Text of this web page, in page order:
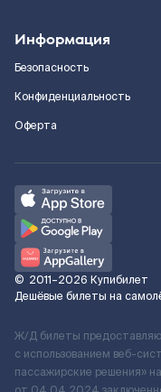
Информация
Безопасность
Конфиденциальность
Оферта
© 2011–2026 Купибилет
Дешёвые билеты на
Ж/Д билеты
с использованием веб-
пассажирские решения»